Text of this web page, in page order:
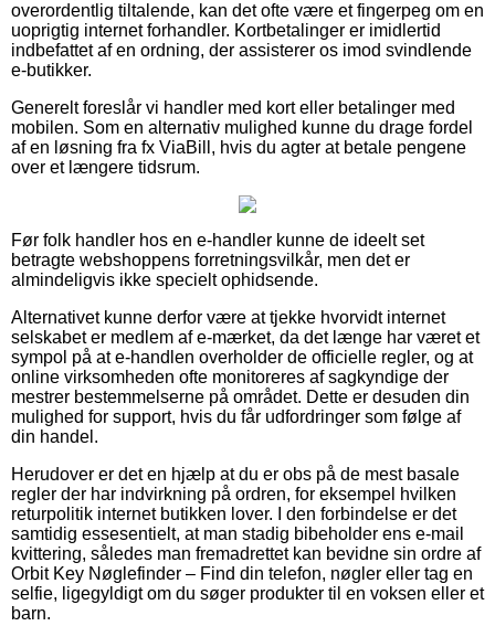
overordentlig tiltalende, kan det ofte være et fingerpeg om en
uoprigtig internet forhandler. Kortbetalinger er imidlertid
indbefattet af en ordning, der assisterer os imod svindlende
e-butikker.
Generelt foreslår vi handler med kort eller betalinger med
mobilen. Som en alternativ mulighed kunne du drage fordel
af en løsning fra fx ViaBill, hvis du agter at betale pengene
over et længere tidsrum.
Før folk handler hos en e-handler kunne de ideelt set
betragte webshoppens forretningsvilkår, men det er
almindeligvis ikke specielt ophidsende.
Alternativet kunne derfor være at tjekke hvorvidt internet
selskabet er medlem af e-mærket, da det længe har været et
sympol på at e-handlen overholder de officielle regler, og at
online virksomheden ofte monitoreres af sagkyndige der
mestrer bestemmelserne på området. Dette er desuden din
mulighed for support, hvis du får udfordringer som følge af
din handel.
Herudover er det en hjælp at du er obs på de mest basale
regler der har indvirkning på ordren, for eksempel hvilken
returpolitik internet butikken lover. I den forbindelse er det
samtidig essesentielt, at man stadig bibeholder ens e-mail
kvittering, således man fremadrettet kan bevidne sin ordre af
Orbit Key Nøglefinder – Find din telefon, nøgler eller tag en
selfie, ligegyldigt om du søger produkter til en voksen eller et
barn.